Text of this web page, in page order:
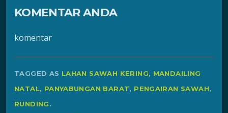
KOMENTAR ANDA
komentar
TAGGED AS LAHAN SAWAH KERING, MANDAILING
NATAL, PANYABUNGAN BARAT, PENGAIRAN SAWAH,
RUNDING.